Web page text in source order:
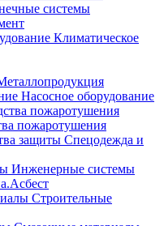
системы
Климатическое
Насосное оборудование
пожаротушения
Спецодежда и
Инженерные системы
Строительные